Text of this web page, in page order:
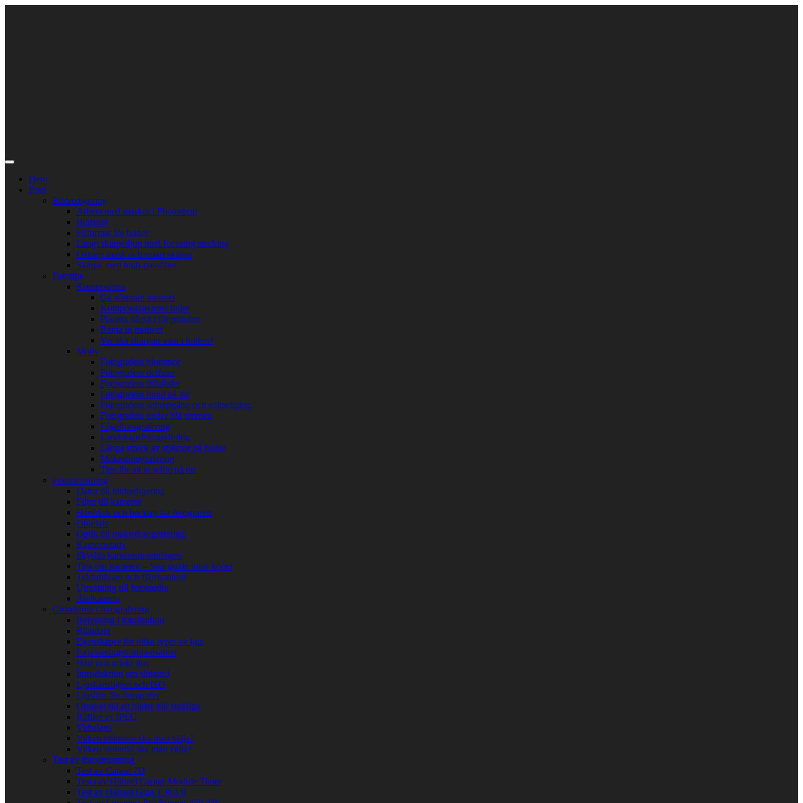
Hem
Foto
Bildredigering
Arbeta med masker i Photoshop
Bildspel
Filformat för bilder
Långt skärpedjup med focusing stacking
Oskarp mask och smart skärpa
Skärpa med high-passfilter
Fototips
Komposition
Gå närmare motivet
Komposition med linjer
Placera något i förgrunden
Rama in motivet
Var ska skärpan vara i bilden?
Motiv
Fotografera blommor
Fotografera delfiner
Fotografera friluftsliv
Fotografera hund på tur
Fotografera soluppgång och solnedgång
Fotografera under blå timmen
Fågelfotografering
Landskapsfotografering
Långa streck av stjärnor på bilder
Makrofotografering
Tips för att ta selfie på tur
Fotoutrustning
Dator till bildredigering
Filter till kameror
Hårddisk och backup för fotografen
Objektiv
Optik till makrofotografering
Kamerastativ
Skydda kamerautrustningen
Tips om kameror – Stor guide inför köpet
Trådutlösare och fjärrkontroll
Utrustning till fotostudio
Åtelkamera
Grunderna i fotografering
Belysning i fotostudion
Bländare
Egenskaper för olika typer av ljus
Exponeringskompensation
Hårt och mjukt ljus
Introduktion om slutartid
Ljuskänslighet och ISO
Ljuslära för fotografer
Orsaker till att bilder blir suddiga
Råfiler vs JPEG
Vitbalans
Vilken bländare ska man välja?
Vilken slutartid ska man välja?
Test av fotoutrustning
Test av Canon 7D
Testa av Hähnel Captur Module Timer
Test av Hähnel Giga T Pro II